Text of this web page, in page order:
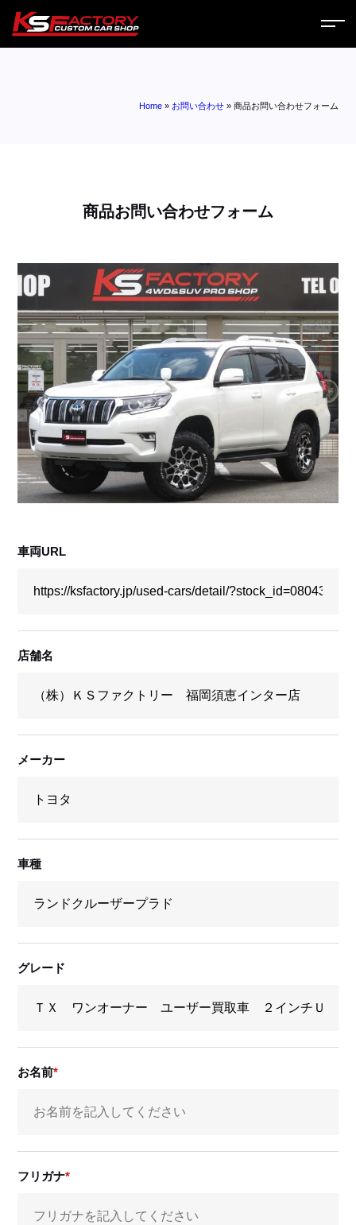
営業日
お問い合わせ
採用情報
店舗問い合わせ
Home » お問い合わせ »商品お問い合わせフォーム
商品お問い合わせフォーム
車両URL
店舗名
メーカー
車種
グレード
お名前
フリガナ